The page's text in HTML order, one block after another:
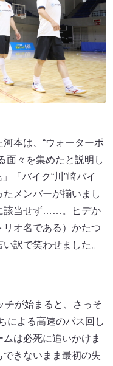
本は、“ウォーターポ
面々を集めたと説明し
」「バイク“川”崎バイ
メンバーが揃いまし
該当せず……。ヒデか
オ名である）かたつ
訳で笑わせました。
チが始まると、さっそ
による高速のパス回し
は必死に追いかけま
きないまま最初の失